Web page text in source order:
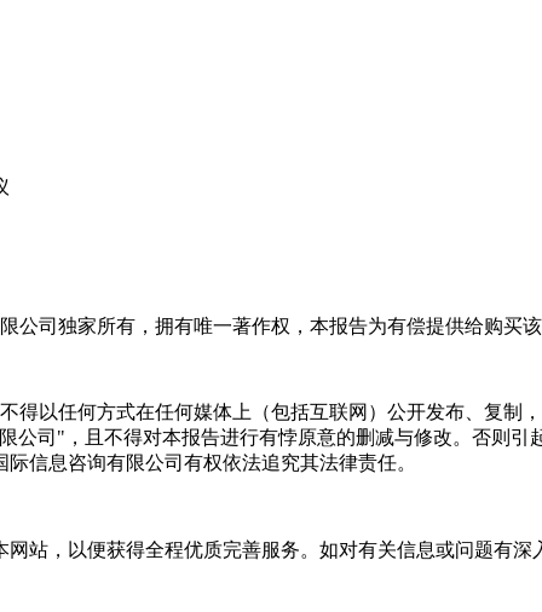
公司独家所有，拥有唯一著作权，本报告为有偿提供给购买
得以任何方式在任何媒体上（包括互联网）公开发布、复制
公司"，且不得对本报告进行有悖原意的删减与修改。否则
信息咨询有限公司有权依法追究其法律责任。
站，以便获得全程优质完善服务。如对有关信息或问题有